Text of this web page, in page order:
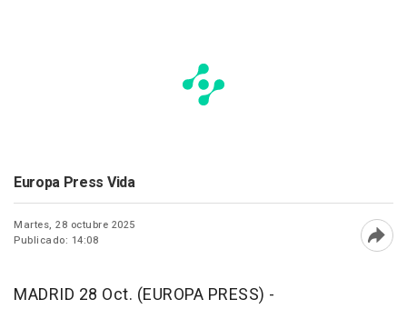
Europa Press Vida
Martes, 28 octubre 2025
Publicado: 14:08
MADRID 28 Oct. (EUROPA PRESS) -